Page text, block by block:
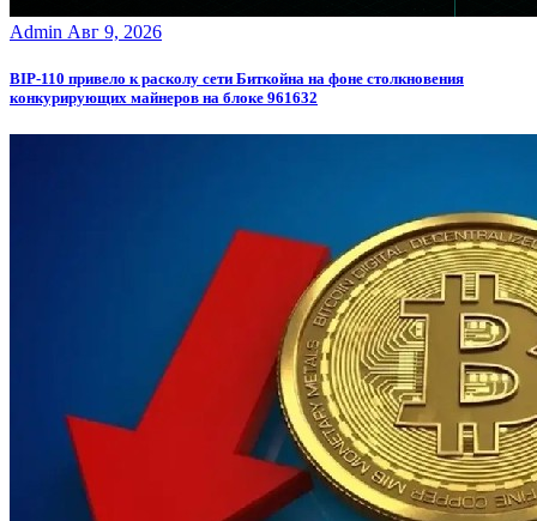
Admin Авг 9, 2026
BIP-110 привело к расколу сети Биткойна на фоне столкновения
конкурирующих майнеров на блоке 961632